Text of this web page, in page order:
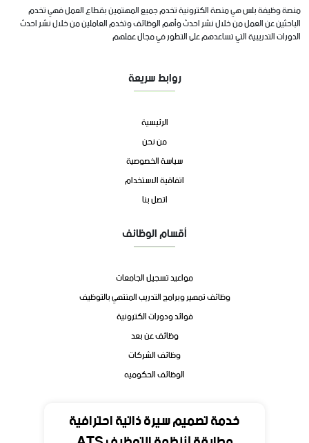
خدمة تصميم سيرة ذاتية احترافية
منصة وظيفة بلس هي منصة الكترونية تخدم جميع المهتمين بقطاع العمل فهي تخدم
الباحثين عن العمل من خلال نشر احدث وأهم الوظائف وتخدم العاملين من خلال نشر احدث
الدورات التدريبية التي تساعدهم على التطور في مجال عملهم
روابط سريعة
الرئيسية
من نحن
سياسة الخصوصية
اتفاقية الاستخدام
اتصل بنا
أقسام الوظائف
مواعيد تسجيل الجامعات
وظائف تمهير وبرامج التدريب المنتهي بالتوظيف
فوائد ودورات الكترونية
وظائف عن بعد
وظائف الشركات
الوظائف الحكوميه